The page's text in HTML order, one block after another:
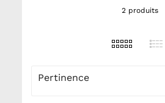
2 produits
Pertinence